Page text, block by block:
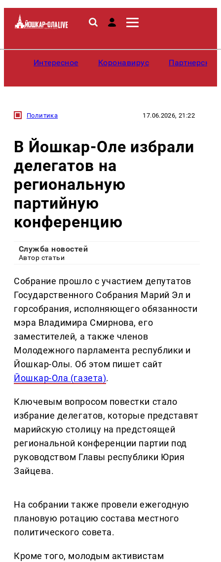
Интересное Коронавирус
Политика 17.06.2026, 21:22
В Йошкар-Оле избрали
делегатов на
региональную
партийную
конференцию
Служба новостей
Автор статьи
Собрание прошло с участием депутатов
Государственного Собрания Марий Эл и
горсобрания, исполняющего обязанности
мэра Владимира Смирнова, его
заместителей, а также членов
Молодежного парламента республики и
Йошкар-Олы. Об этом пишет сайт
Йошкар-Ола (газета).
Ключевым вопросом повестки стало
избрание делегатов, которые представят
марийскую столицу на предстоящей
региональной конференции партии под
руководством Главы республики Юрия
Зайцева.
На собрании также провели ежегодную
плановую ротацию состава местного
политического совета.
Кроме того, молодым активистам